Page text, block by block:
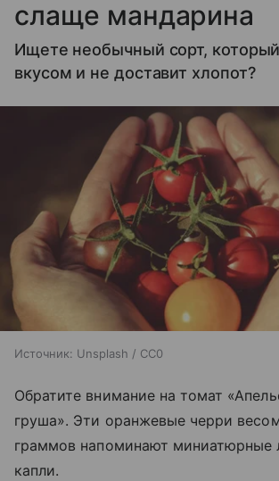
слаще мандарина
Ищете необычный сорт,
вкусом и не доставит хлопот?
Источник: Unsplash / CC0
Обратите внимание на томат
груша». Эти оранжевые черри
граммов напоминают миниатюрные
капли.